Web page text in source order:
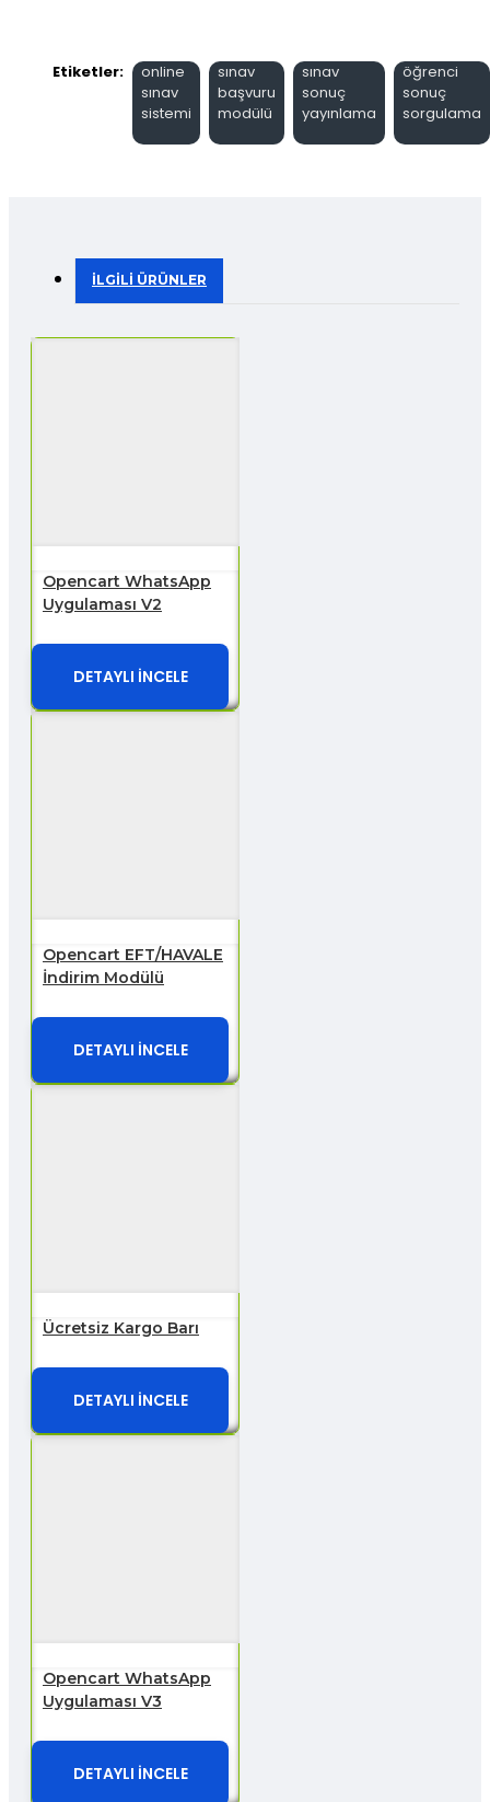
Etiketler:
online
sınav
sistemi
sınav
başvuru
modülü
sınav
sonuç
yayınlama
öğrenci
sonuç
sorgulama
İLGILI ÜRÜNLER
Opencart WhatsApp
Uygulaması V2
DETAYLI İNCELE
Opencart EFT/HAVALE
İndirim Modülü
DETAYLI İNCELE
Ücretsiz Kargo Barı
DETAYLI İNCELE
Opencart WhatsApp
Uygulaması V3
DETAYLI İNCELE